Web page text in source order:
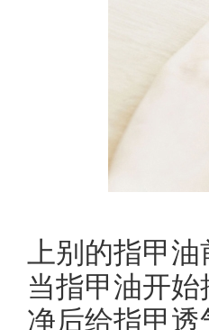
上别的指甲
当指甲油开
净后给指甲